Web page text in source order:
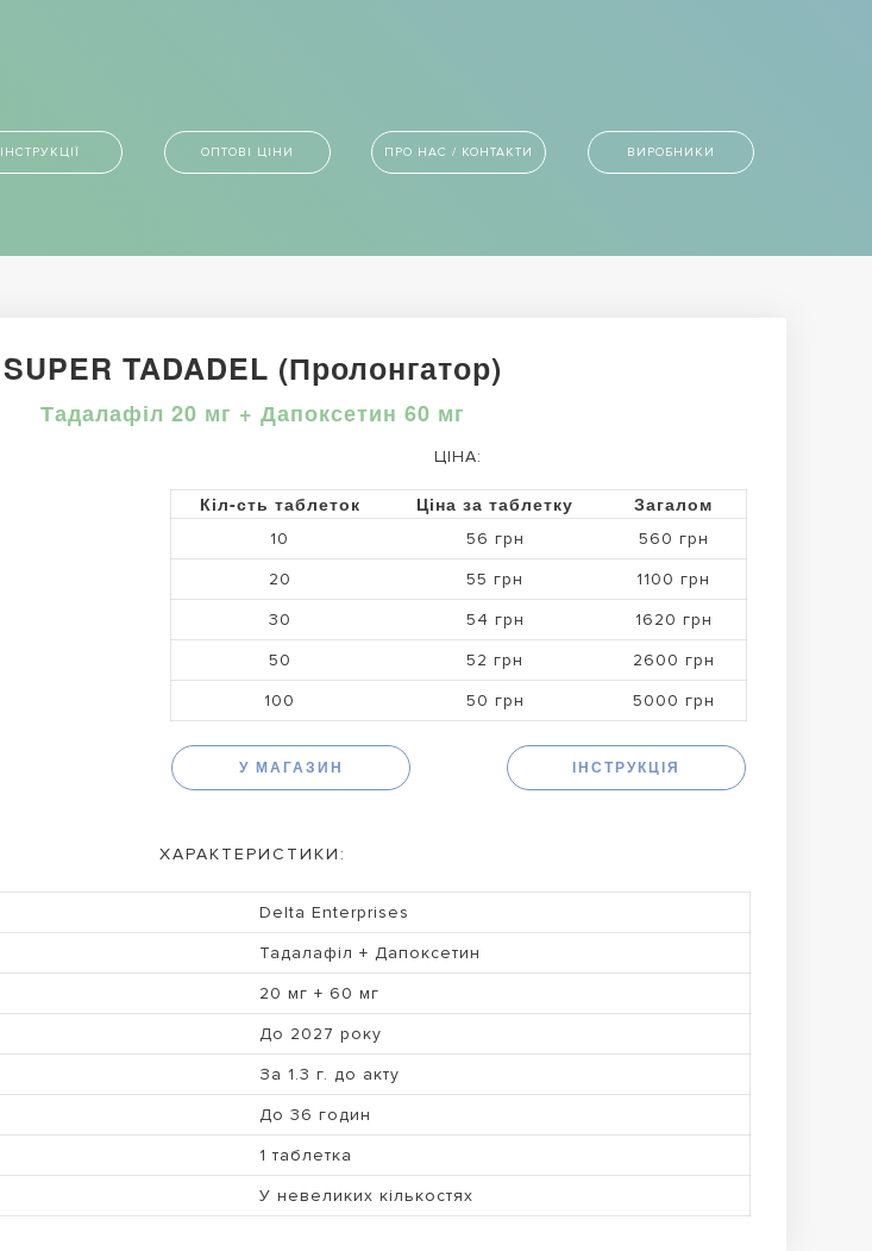
ІНСТРУКЦІЇ ОПТОВІ ЦІНИ ПРО НАС / КОНТАКТИ ВИРОБНИКИ
SUPER TADADEL (Пролонгатор)
Тадалафіл 20 мг + Дапоксетин 60 мг
ЦІНА:
Кіл-сть таблеток Ціна за таблетку Загалом
10 56 грн
560 грн
20
55 грн
1100 грн
30
54 грн
1620 грн
50
52 грн
2600 грн
100
50 грн 5000 грн
У МАГАЗИН ІНСТРУКЦІЯ
ХАРАКТЕРИСТИКИ:
Delta Enterprises
Тадалафіл + Дапоксетин
20 мг + 60 мг
До 2027 року
За 1.3 г. до акту
До 36 годин
1 таблетка
У невеликих кількостях